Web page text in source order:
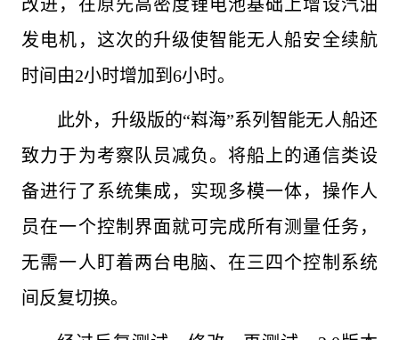
改进，在原先高密度锂电池基础上增设汽油
发电机，这次的升级使智能无人船安全续航
时间由2小时增加到6小时。
此外，升级版的“嵙海”系列智能无人船还
致力于为考察队员减负。将船上的通信类设
备进行了系统集成，实现多模一体，操作人
员在一个控制界面就可完成所有测量任务，
无需一人盯着两台电脑、在三四个控制系统
间反复切换。